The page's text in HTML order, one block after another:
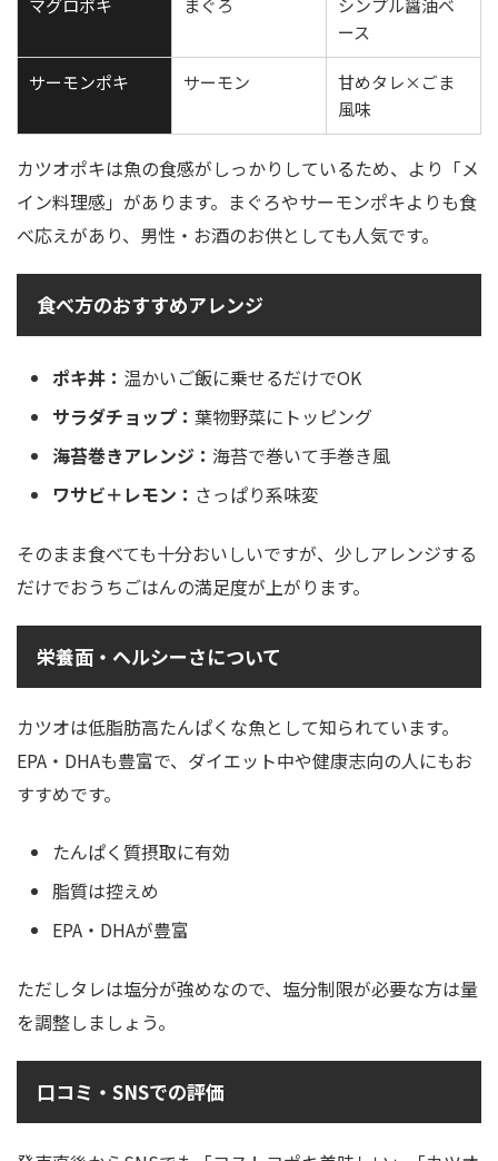
マグロポキ まぐろ
シンプル醤油ベ
ース
サーモンポキ サーモン
甘めタレ×ごま
風味
カツオポキは魚の食感がしっかりしているため、より「メ
イン料理感」があります。まぐろやサーモンポキよりも食
べ応えがあり、男性・お酒のお供としても人気です。
食べ方のおすすめアレンジ
ポキ丼： 温かいご飯に乗せるだけでOK
サラダチョップ： 葉物野菜にトッピング
海苔巻きアレンジ： 海苔で巻いて手巻き風
ワサビ＋レモン： さっぱり系味変
そのまま食べても十分おいしいですが、少しアレンジする
だけでおうちごはんの満足度が上がります。
栄養面・ヘルシーさについて
カツオは低脂肪高たんぱくな魚として知られています。
EPA・DHAも豊富で、ダイエット中や健康志向の人にもお
すすめです。
たんぱく質摂取に有効
脂質は控えめ
EPA・DHAが豊富
ただしタレは塩分が強めなので、塩分制限が必要な方は量
を調整しましょう。
口コミ・SNSでの評価